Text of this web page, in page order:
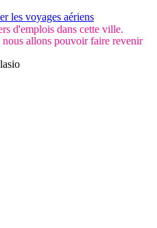
les voyages aériens
d'emplois dans cette ville.
nous allons pouvoir faire revenir